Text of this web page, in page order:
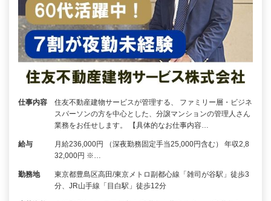
仕事内容
住友不動産建物サービスが管理する、 ファミリー層・ビジネ
スパーソンの方を中心とした、分譲マンションの管理人さん
業務をお任せします。 【具体的なお仕事内容…
給与
月給236,000円 （深夜勤務固定手当25,000円含む） 年収2,8
32,000円 ※…
勤務地
東京都豊島区高田/東京メトロ副都心線「雑司が谷駅」徒歩3
分、JR山手線「目白駅」徒歩12分